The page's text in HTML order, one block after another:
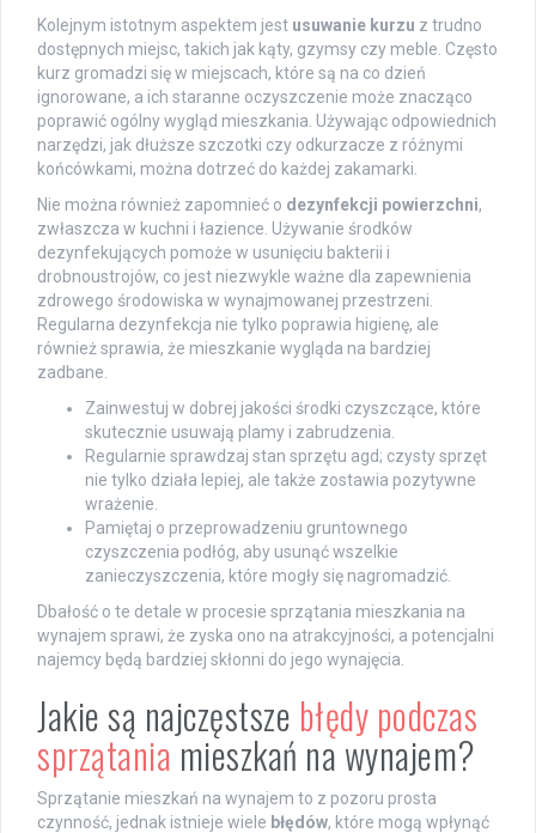
Kolejnym istotnym aspektem jest usuwanie kurzu z trudno
dostępnych miejsc, takich jak kąty, gzymsy czy meble. Często
kurz gromadzi się w miejscach, które są na co dzień
ignorowane, a ich staranne oczyszczenie może znacząco
poprawić ogólny wygląd mieszkania. Używając odpowiednich
narzędzi, jak dłuższe szczotki czy odkurzacze z różnymi
końcówkami, można dotrzeć do każdej zakamarki.
Nie można również zapomnieć o dezynfekcji powierzchni,
zwłaszcza w kuchni i łazience. Używanie środków
dezynfekujących pomoże w usunięciu bakterii i
drobnoustrojów, co jest niezwykle ważne dla zapewnienia
zdrowego środowiska w wynajmowanej przestrzeni.
Regularna dezynfekcja nie tylko poprawia higienę, ale
również sprawia, że mieszkanie wygląda na bardziej
zadbane.
Zainwestuj w dobrej jakości środki czyszczące, które
skutecznie usuwają plamy i zabrudzenia.
Regularnie sprawdzaj stan sprzętu agd; czysty sprzęt
nie tylko działa lepiej, ale także zostawia pozytywne
wrażenie.
Pamiętaj o przeprowadzeniu gruntownego
czyszczenia podłóg, aby usunąć wszelkie
zanieczyszczenia, które mogły się nagromadzić.
Dbałość o te detale w procesie sprzątania mieszkania na
wynajem sprawi, że zyska ono na atrakcyjności, a potencjalni
najemcy będą bardziej skłonni do jego wynajęcia.
Jakie są najczęstsze błędy podczas
sprzątaniamieszkań na wynajem?
Sprzątanie mieszkań na wynajem to z pozoru prosta
czynność, jednak istnieje wiele błędów, które mogą wpłynąć